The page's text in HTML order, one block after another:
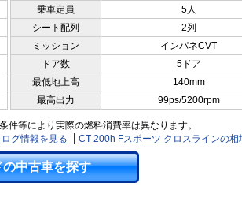
乗車定員
5人
シート配列
2列
ミッション
インパネCVT
ドア数
5ドア
最低地上高
140mm
最高出力 99ps/5200rpm
等により実際の燃料消費率は異なります。
グ情報を見る
CT 200h Fスポーツ クロスラインの相
中古車を探す